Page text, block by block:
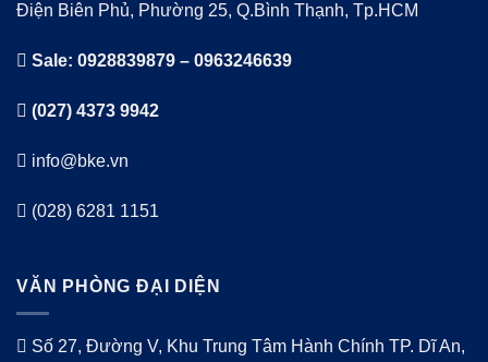
Điện Biên Phủ, Phường 25, Q.Bình Thạnh, Tp.HCM
Sale: 0928839879 – 0963246639
(027) 4373 9942
info@bke.vn
(028) 6281 1151
VĂN PHÒNG ĐẠI DIỆN
Số 27, Đường V, Khu Trung Tâm Hành Chính TP. Dĩ An,